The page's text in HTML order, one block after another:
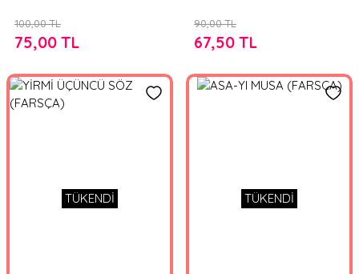
75,00 TL
100,00 TL
67,50 TL
90,00 TL
TÜKENDİ TÜKENDİ